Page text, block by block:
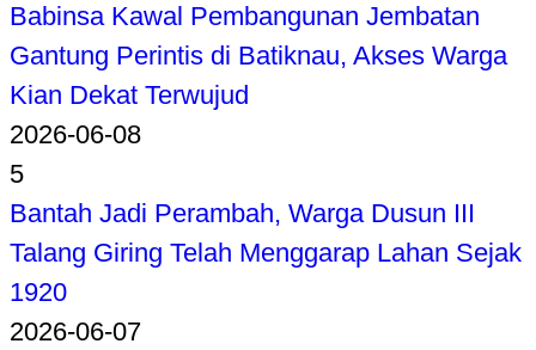
Babinsa Kawal Pembangunan Jembatan
Gantung Perintis di Batiknau, Akses Warga
Kian Dekat Terwujud
2026-06-08
5
Bantah Jadi Perambah, Warga Dusun III
Talang Giring Telah Menggarap Lahan Sejak
1920
2026-06-07